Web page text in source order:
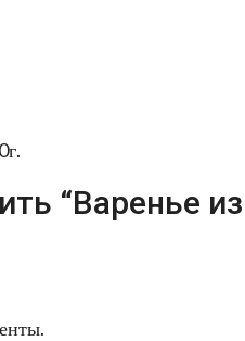
“Варенье из